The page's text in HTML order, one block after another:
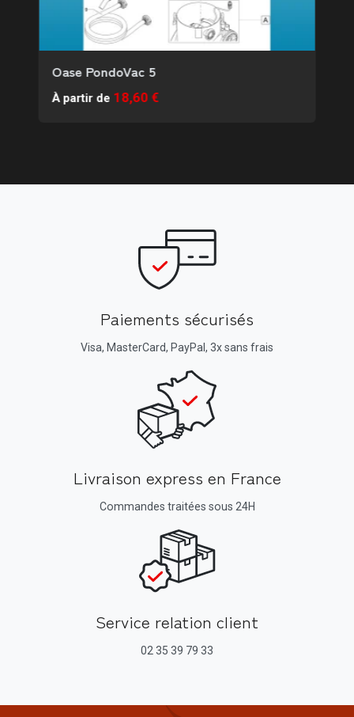
Oase PondoVac 5
À partir de 18,60 €
Paiements sécurisés
Visa, MasterCard, PayPal, 3x sans frais
Livraison express en France
Commandes traitées sous 24H
Service relation client
02 35 39 79 33